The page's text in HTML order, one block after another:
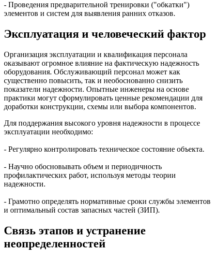
- Проведения предварительной тренировки ("обкатки")
элементов и систем для выявления ранних отказов.
Эксплуатация и человеческий фактор
Организация эксплуатации и квалификация персонала
оказывают огромное влияние на фактическую надежность
оборудования. Обслуживающий персонал может как
существенно повысить, так и необоснованно снизить
показатели надежности. Опытные инженеры на основе
практики могут сформулировать ценные рекомендации для
доработки конструкции, схемы или выбора компонентов.
Для поддержания высокого уровня надежности в процессе
эксплуатации необходимо:
- Регулярно контролировать техническое состояние объекта.
- Научно обосновывать объем и периодичность
профилактических работ, используя методы теории
надежности.
- Грамотно определять нормативные сроки службы элементов
и оптимальный состав запасных частей (ЗИП).
Связь этапов и устранение
неопределенностей